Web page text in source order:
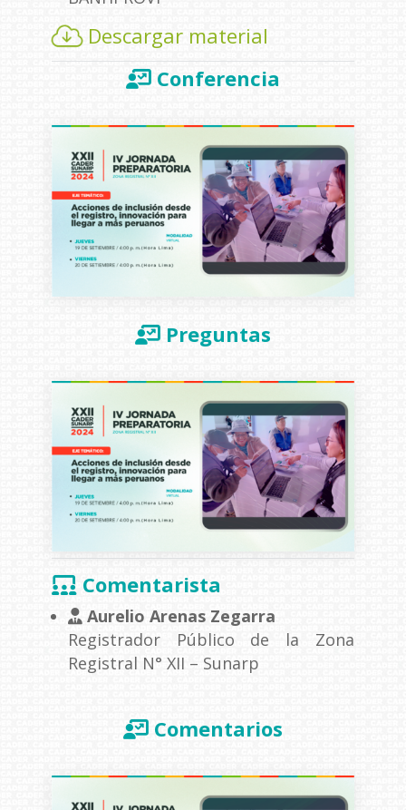
Descargar material
Conferencia
Preguntas
Comentarista
Aurelio Arenas Zegarra
Registrador Público de la Zona
Registral N° XII – Sunarp
Comentarios